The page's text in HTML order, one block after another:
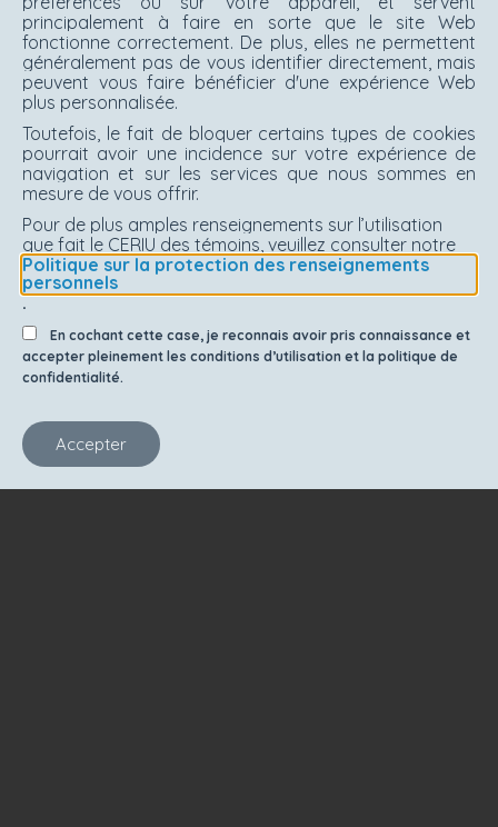
principalement à faire en sorte que le site Web
fonctionne correctement. De plus, elles ne permettent
généralement pas de vous identifier directement, mais
peuvent vous faire bénéficier d'une expérience Web
plus personnalisée.
Toutefois, le fait de bloquer certains types de cookies
pourrait avoir une incidence sur votre expérience de
navigation et sur les services que nous sommes en
mesure de vous offrir.
Pour de plus amples renseignements sur l’utilisation
que fait le CERIU des témoins, veuillez consulter notre
Politique sur la protection des renseignements
personnels
.
En cochant cette case, je reconnais avoir pris connaissance et
accepter pleinement les conditions d’utilisation et la politique de
confidentialité.
Accepter